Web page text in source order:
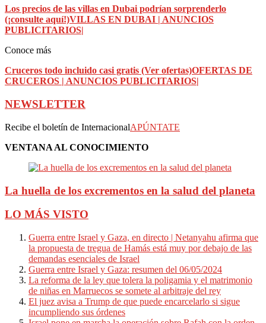
Los precios de las villas en Dubai podrían sorprenderlo
(¡consulte aquí!)VILLAS EN DUBAI | ANUNCIOS
PUBLICITARIOS|
Conoce más
Cruceros todo incluido casi gratis (Ver ofertas)OFERTAS DE
CRUCEROS | ANUNCIOS PUBLICITARIOS|
NEWSLETTER
Recibe el boletín de InternacionalAPÚNTATE
VENTANA AL CONOCIMIENTO
La huella de los excrementos en la salud del planeta
LO MÁS VISTO
Guerra entre Israel y Gaza, en directo | Netanyahu afirma que
la propuesta de tregua de Hamás está muy por debajo de las
demandas esenciales de Israel
Guerra entre Israel y Gaza: resumen del 06/05/2024
La reforma de la ley que tolera la poligamia y el matrimonio
de niñas en Marruecos se somete al arbitraje del rey
El juez avisa a Trump de que puede encarcelarlo si sigue
incumpliendo sus órdenes